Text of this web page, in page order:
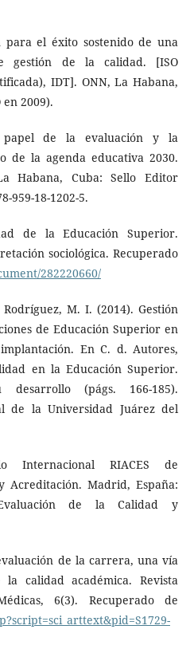
para el éxito sostenido de una
gestión de la calidad. [ISO
IDT]. ONN, La Habana,
2009).
de la evaluación y la
de la agenda educativa 2030.
Habana, Cuba: Sello Editor
959-18-1202-5.
de la Educación Superior.
sociológica. Recuperado
282220660/
M. I. (2014). Gestión
de Educación Superior en
En C. d. Autores,
en la Educación Superior.
desarrollo (págs. 166-185).
de la Universidad Juárez del
Internacional RIACES de
Acreditación. Madrid, España:
de la Calidad y
de la carrera, una vía
calidad académica. Revista
6(3). Recuperado de